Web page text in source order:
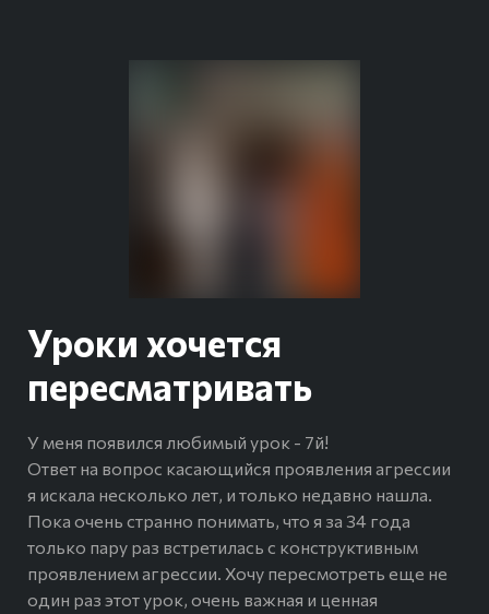
Уроки хочется
пересматривать
У меня появился любимый урок - 7й!
Ответ на вопрос касающийся проявления агрессии
я искала несколько лет, и только недавно нашла.
Пока очень странно понимать, что я за 34 года
только пару раз встретилась с конструктивным
проявлением агрессии. Хочу пересмотреть еще не
один раз этот урок, очень важная и ценная